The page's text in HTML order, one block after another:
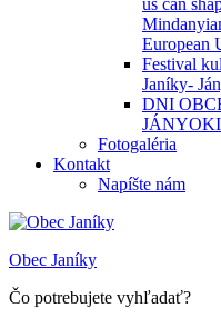
us can
European
Festival
Janíky-
DNI
Fotogaléria
Kontakt
Napíšte nám
Obec Janíky
Čo potrebujete vyhľadať?